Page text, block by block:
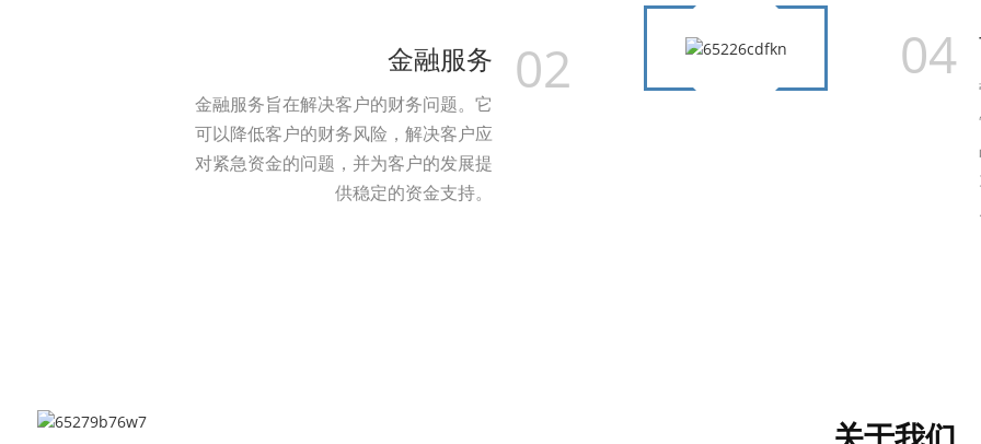
02
金融服务
金融服务旨在解决客户的财务问题。它
可以降低客户的财务风险，解决客户应
对紧急资金的问题，并为客户的发展提
供稳定的资金支持。
04